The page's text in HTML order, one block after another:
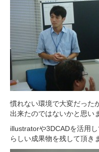
慣れない環境で大変だった
出来たのではないかと思い
illustratorや3DCADを活用
らしい成果物を残して頂き